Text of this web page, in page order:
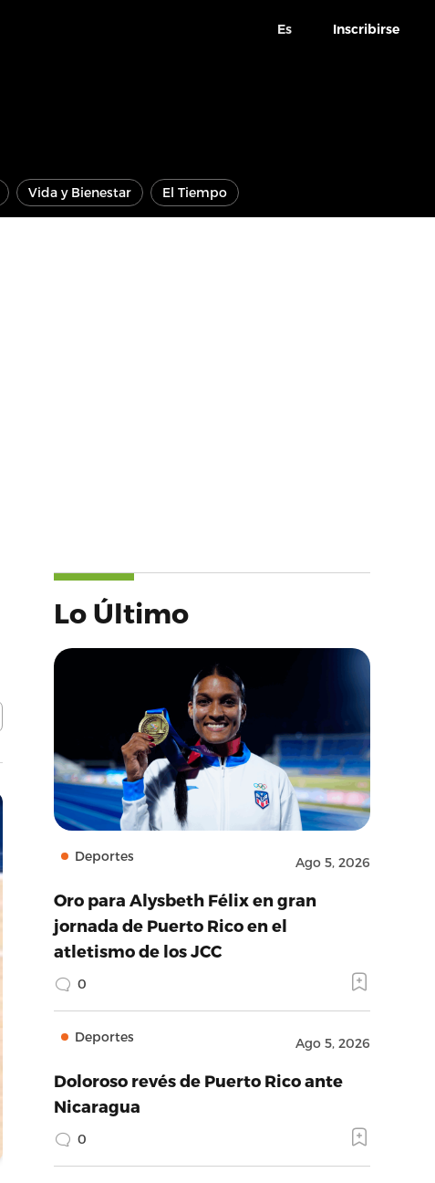
Es Inscribirse
Vida y Bienestar El Tiempo
Lo Último
Deportes Ago 5, 2026
Oro para Alysbeth Félix en gran
jornada de Puerto Rico en el
atletismo de los JCC
0
Deportes Ago 5, 2026
Doloroso revés de Puerto Rico ante
Nicaragua
0